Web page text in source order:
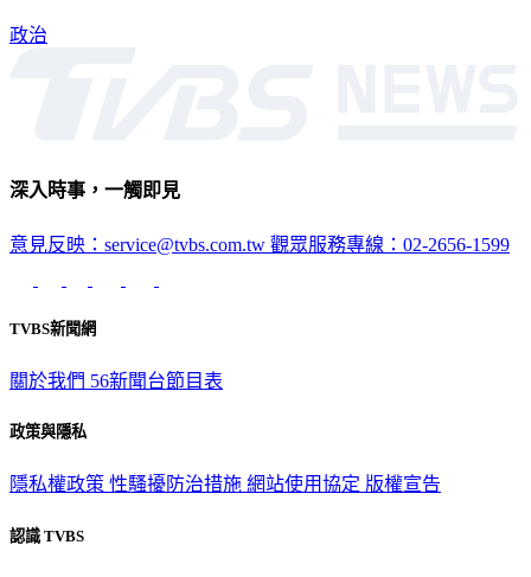
政治
深入時事，一觸即見
意見反映：service@tvbs.com.tw 觀眾服務專線：02-2656-1599
TVBS新聞網
關於我們 56新聞台節目表
政策與隱私
隱私權政策 性騷擾防治措施 網站使用協定 版權宣告
認識 TVBS